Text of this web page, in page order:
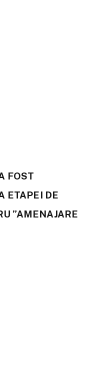
FOST
ETAPEI DE
”AMENAJARE